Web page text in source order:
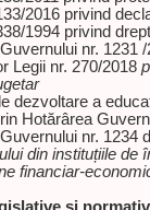
2016 privind
1994 privind
nr. 1231
Legii nr. 270/2018
dezvoltare a
Hotărârea
nr. 1234
din instituțiile de
financiar-